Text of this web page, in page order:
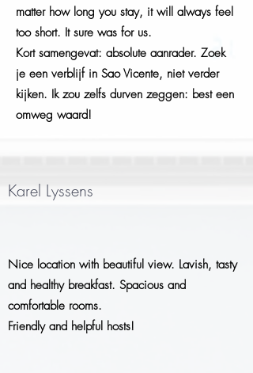
matter how long you stay, it will always feel
too short. It sure was for us.
Kort samengevat: absolute aanrader. Zoek
je een verblijf in Sao Vicente, niet verder
kijken. Ik zou zelfs durven zeggen: best een
omweg waard!
Karel Lyssens
Nice location with beautiful view. Lavish, tasty
and healthy breakfast. Spacious and
comfortable rooms.
Friendly and helpful hosts!